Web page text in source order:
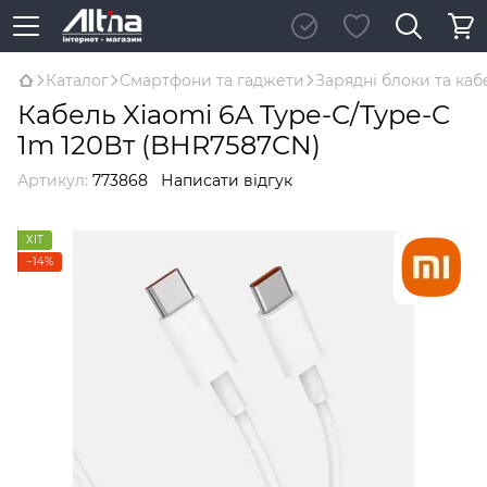
Каталог Смартфони та гаджети Зарядні блоки та
Кабель Xiaomi 6A Type-C/Type-C
1m 120Вт (BHR7587CN)
Артикул: 773868 Написати відгук
ХІТ
−14%